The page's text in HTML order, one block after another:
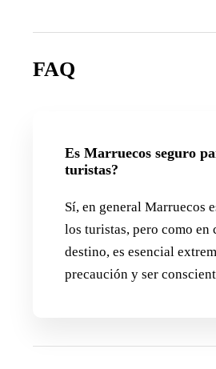
FAQ
Es Marruecos seguro
turistas?
Sí, en general Marruecos
los turistas, pero como en
destino, es esencial
precaución y ser